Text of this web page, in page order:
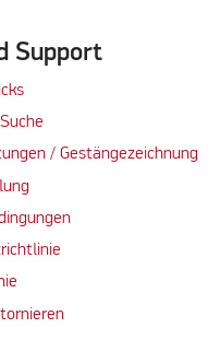
Support
/ Gestängezeichnung